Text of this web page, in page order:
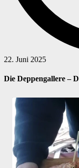
22. Juni 2025
Die Deppengallere –